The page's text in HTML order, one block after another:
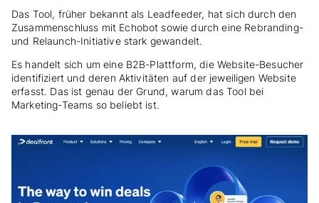
Das Tool, früher bekannt als Leadfeeder, hat sich durch den
Zusammenschluss mit Echobot sowie durch eine Rebranding-
und Relaunch-Initiative stark gewandelt.
Es handelt sich um eine B2B-Plattform, die Website-Besucher
identifiziert und deren Aktivitäten auf der jeweiligen Website
erfasst. Das ist genau der Grund, warum das Tool bei
Marketing-Teams so beliebt ist.